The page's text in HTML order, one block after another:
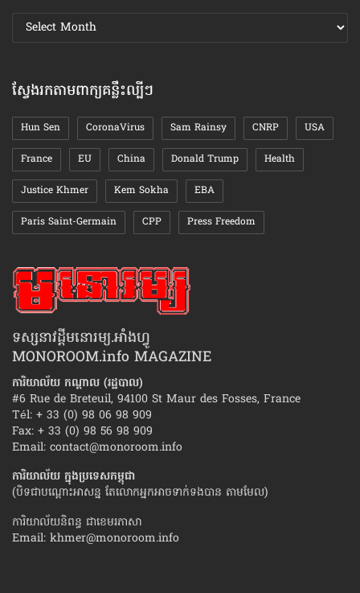
ស្វែងរក
ឯកសារ
ស្វែងរកតាមពាក្យគន្លឹះល្បីៗ
Hun Sen CoronaVirus Sam Rainsy CNRP USA
France EU China Donald Trump Health
Justice Khmer Kem Sokha EBA
Paris Saint-Germain CPP Press Freedom
ទស្សនាវដ្ដីមនោរម្យ.អាំងហ្វូ
MONOROOM.info MAGAZINE
ការិយាល័យ កណ្ដាល (រដ្ឋបាល)
#6 Rue de Breteuil, 94100 St Maur des Fosses, France
Tél: + 33 (0) 98 06 98 909
Fax: + 33 (0) 98 56 98 909
Email: contact@monoroom.info
ការិយាល័យ ក្នុង​ប្រទេស​កម្ពុជា
(បិទជាបណ្ដោះអាសន្ន តែលោកអ្នកអាចទាក់ទងបាន តាមមែល)
ការិយាល័យនិពន្ធ ជាខេមរភាសា
Email: khmer@monoroom.info